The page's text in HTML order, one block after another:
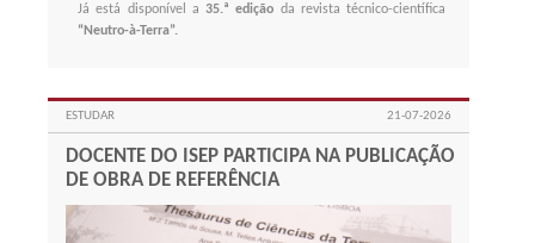
Já está disponível a 35.ª edição da revista técnico-científica
“Neutro-à-Terra”.
ESTUDAR 21-07-2026
DOCENTE DO ISEP PARTICIPA NA PUBLICAÇÃO
DE OBRA DE REFERÊNCIA